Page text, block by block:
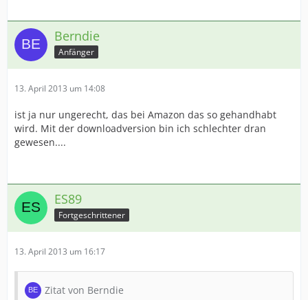
Berndie
Anfänger
13. April 2013 um 14:08
ist ja nur ungerecht, das bei Amazon das so gehandhabt
wird. Mit der downloadversion bin ich schlechter dran
gewesen....
ES89
Fortgeschrittener
13. April 2013 um 16:17
Zitat von Berndie